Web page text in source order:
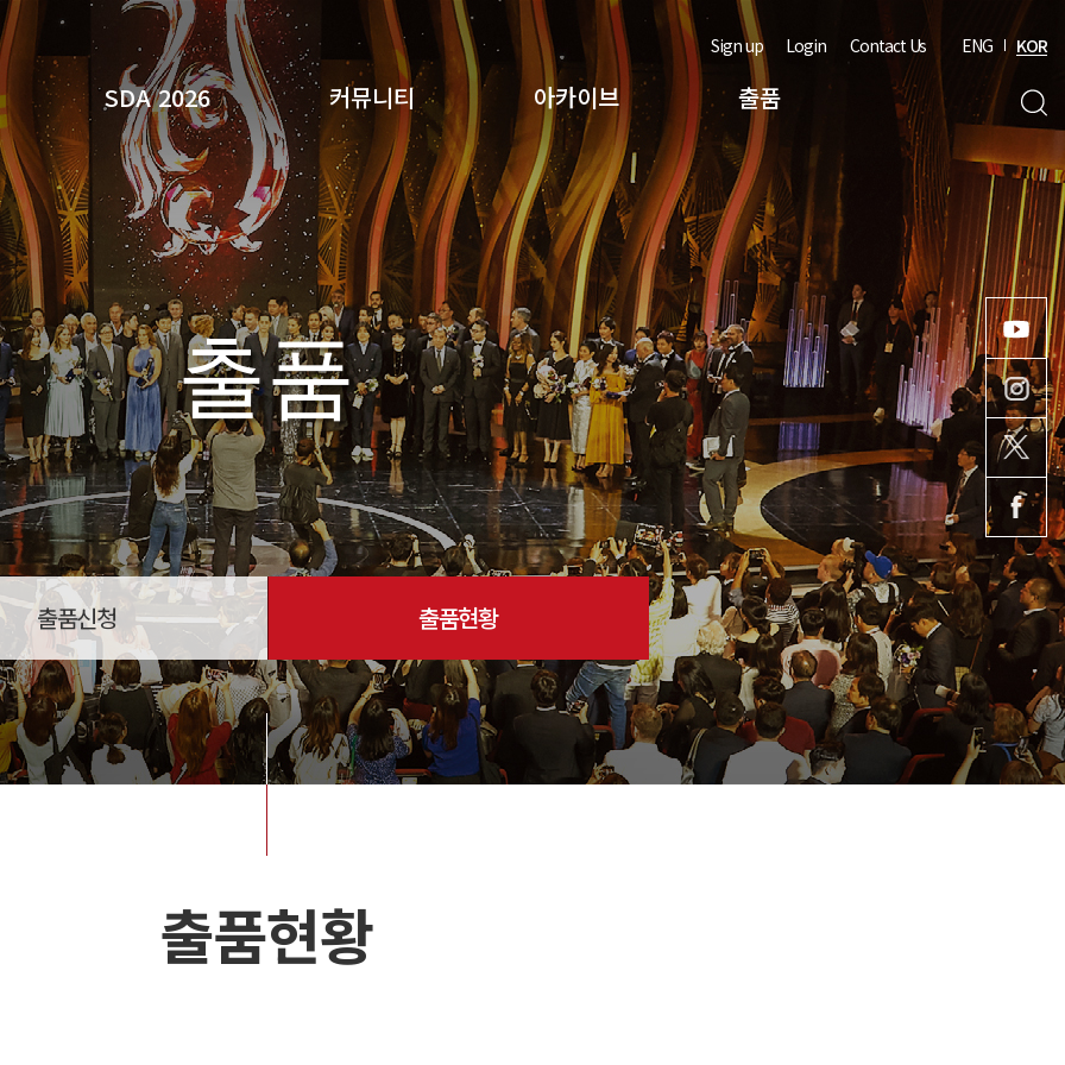
SDA 2026 커뮤니티 아카이브 출품
Sign up Login Contact Us ENG KOR
검색
출품
출품신청 출품현황
출품현황